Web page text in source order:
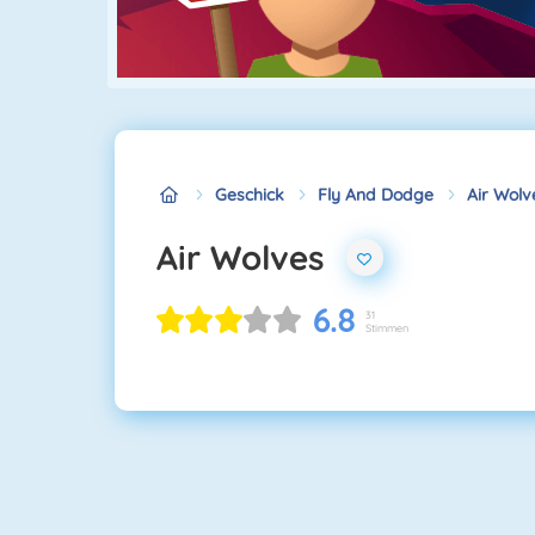
Geschick Fly And Dodge Air
Air Wolves
6.8
31
Stimmen